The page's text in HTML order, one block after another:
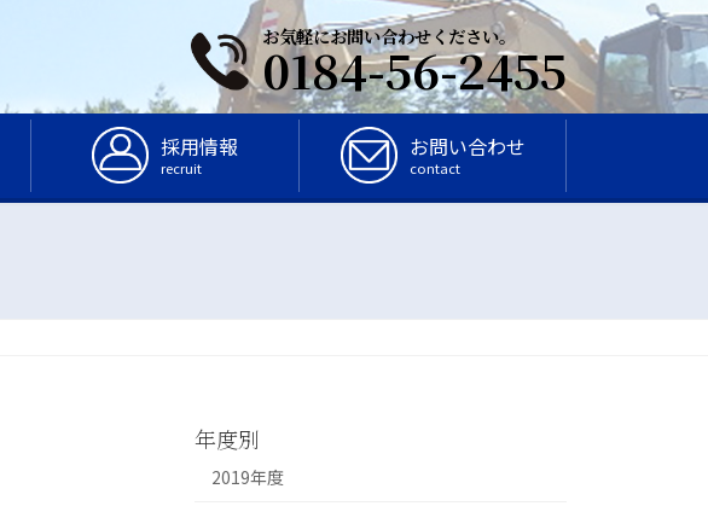
お気軽にお問い合わせください。
0184-56-2455
採用情報
recruit
お問い合わせ
contact
年度別
2019年度